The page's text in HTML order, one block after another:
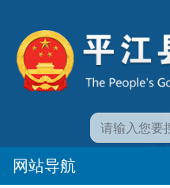
网站导航